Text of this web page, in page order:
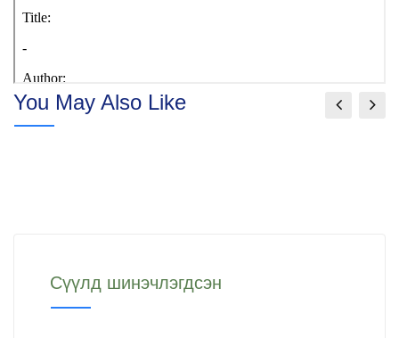
You May Also Like
Сүүлд шинэчлэгдсэн